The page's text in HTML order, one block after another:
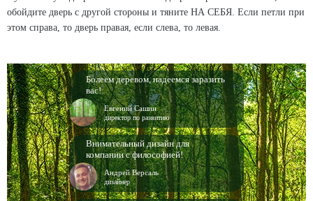
обойдите дверь с другой стороны и тяните НА СЕБЯ. Если петли при
этом справа, то дверь правая, если слева, то левая.
Болеем деревом, надеемся заразить
вас!
Евгений Сашин
директор по развитию
Внимательный дизайн для
компании с философией!
Андрей Версаль
дизайнер